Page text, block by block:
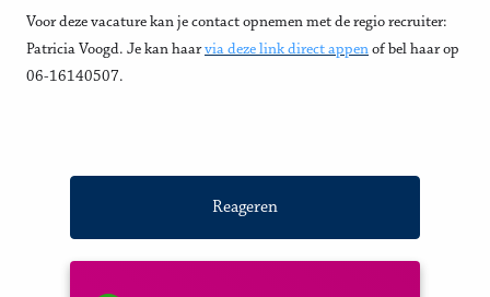
Voor deze vacature kan je contact opnemen met de regio recruiter:
Patricia Voogd. Je kan haarvia deze link direct appen of bel haar op
06-16140507.
Reageren